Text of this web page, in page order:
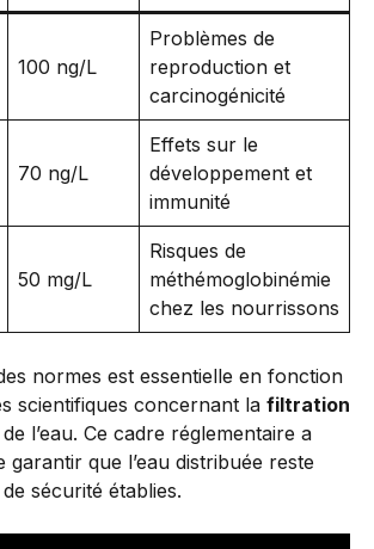
100 ng/L
Problèmes de
reproduction et
carcinogénicité
70 ng/L
Effets sur le
développement et
immunité
50 mg/L
Risques de
méthémoglobinémie
chez les nourrissons
normes est essentielle en fonction
scientifiques concernant la filtration
l’eau. Ce cadre réglementaire a
garantir que l’eau distribuée reste
sécurité établies.